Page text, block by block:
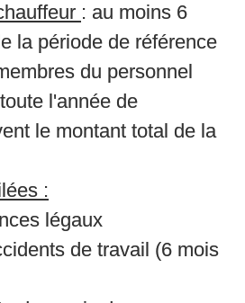
: au moins 6
du personnel
l'année de
le montant total de la
:
légaux
de travail (6 mois